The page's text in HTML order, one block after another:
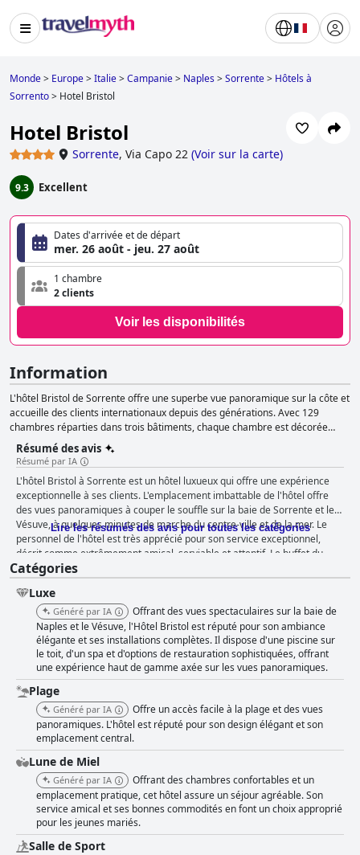
Monde> Europe>Italie>Campanie> Naples>Sorrente> Hôtels à
Sorrento> Hotel Bristol
Hotel Bristol
Sorrente, Via Capo 22 (Voir sur la carte)
9.3 Excellent
Dates d'arrivée et de départ
mer. 26 août - jeu. 27 août
1 chambre
2 clients
Voir les disponibilités
Information
L'hôtel Bristol de Sorrente offre une superbe vue panoramique sur la côte et
accueille des clients internationaux depuis des générations. Avec 129
chambres réparties dans trois bâtiments, chaque chambre est décorée
dans un style pratique et moderne mettant en valeur les aspects de la
région. L'hôtel dispose de nombreux équipements, notamment un grand
jardin, une piscine et un solarium, ainsi que deux restaurants principaux
servant une cuisine internationale et des plats napolitains typiques. Les
suites de la Villa Bianca offrent à ceux qui recherchent la détente ultime la
tranquillité et une vue spectaculaire sur le golfe de Naples. Au-delà des
murs de l'hôtel, la côte de Sorrente offre d'innombrables possibilités
d'exploration avec des destinations proches comme Capri, Ischia, Amalfi,
Naples, Pompéi et Herculanum, mais avec une vue incroyable depuis
chaque chambre et un accès facile au centre-ville, les clients ne voudront
peut-être jamais partir.
Résumé des avis
Résumé par IA
L'hôtel Bristol à Sorrente est un hôtel luxueux qui offre une expérience
exceptionnelle à ses clients. L'emplacement imbattable de l'hôtel offre
des vues panoramiques à couper le souffle sur la baie de Sorrente et le
Vésuve, à quelques minutes de marche du centre-ville et de la mer. Le
personnel de l'hôtel est très apprécié pour son service exceptionnel,
décrit comme extrêmement amical, serviable et attentif. Le buffet du
petit déjeuner de l'hôtel est exceptionnel, avec une belle sélection de
plats chauds et froids, et le dîner est une expérience formidable, avec
des vues incroyables sur le Vésuve depuis les patios et les salles à
manger. Les chambres de l'hôtel sont spacieuses, élégantes et bien
équipées, et beaucoup d'entre elles offrent une vue imprenable sur la
mer ou le Vésuve. La propreté de l'hôtel a été soulignée dans tous les
commentaires confirmés des clients et l'espace piscine est fantastique
pour ceux qui souhaitent se détendre après avoir exploré la ville. Le
service de voiturier de l'hôtel est également apprécié par les clients.
Dans l'ensemble, l'hôtel Bristol est une destination parfaite pour ceux qui
souhaitent faire l'expérience du luxe et d'un service exceptionnel.
Lire les résumés des avis pour toutes les catégories
Catégories
Luxe
Généré par IA
Offrant des vues spectaculaires sur la baie de
Naples et le Vésuve, l'Hôtel Bristol est réputé pour son ambiance
élégante et ses installations complètes. Il dispose d'une piscine sur
le toit, d'un spa et d'options de restauration sophistiquées, offrant
une expérience haut de gamme axée sur les vues panoramiques.
Plage
Généré par IA
Offre un accès facile à la plage et des vues
panoramiques. L'hôtel est réputé pour son design élégant et son
emplacement central.
Lune de Miel
Généré par IA
Offrant des chambres confortables et un
emplacement pratique, cet hôtel assure un séjour agréable. Son
service amical et ses bonnes commodités en font un choix approprié
pour les jeunes mariés.
Salle de Sport